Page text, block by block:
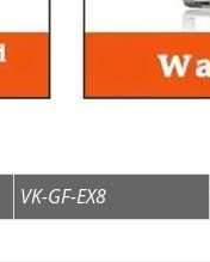
VK-GF-EX8